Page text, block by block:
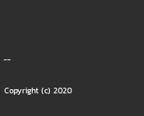
--
Copyright (c) 2020